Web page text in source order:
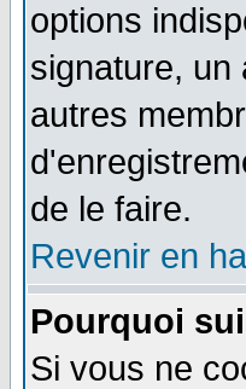
options
signature, un
autres
de le faire.
Revenir en
Pourquoi
Si vous ne